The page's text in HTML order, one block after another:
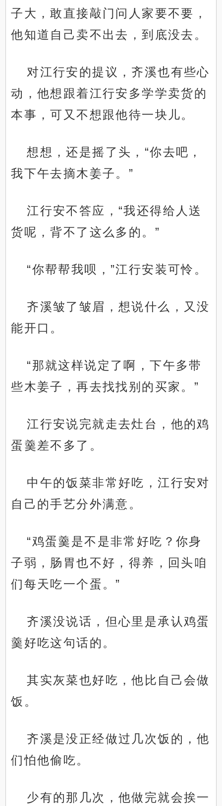
子大，敢直接敲门问人家要不要，
他知道自己卖不出去，到底没去。
对江行安的提议，齐溪也有些心
动，他想跟着江行安多学学卖货的
本事，可又不想跟他待一块儿。
想想，还是摇了头，“你去吧，
我下午去摘木姜子。”
江行安不答应，“我还得给人送
货呢，背不了这么多的。”
“你帮帮我呗，”江行安装可怜。
齐溪皱了皱眉，想说什么，又没
能开口。
“那就这样说定了啊，下午多带
些木姜子，再去找找别的买家。”
江行安说完就走去灶台，他的鸡
蛋羹差不多了。
中午的饭菜非常好吃，江行安对
自己的手艺分外满意。
“鸡蛋羹是不是非常好吃？你身
子弱，肠胃也不好，得养，回头咱
们每天吃一个蛋。”
齐溪没说话，但心里是承认鸡蛋
羹好吃这句话的。
其实灰菜也好吃，他比自己会做
饭。
齐溪是没正经做过几次饭的，他
们怕他偷吃。
少有的那几次，他做完就会挨一